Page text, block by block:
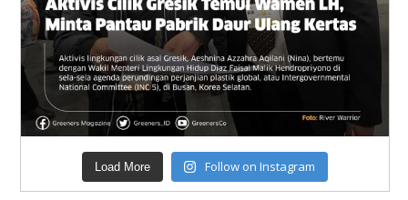
Load More Follow on Instagram